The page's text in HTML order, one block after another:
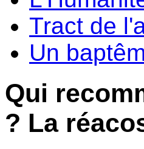
Tract de
Un
Qui
? La